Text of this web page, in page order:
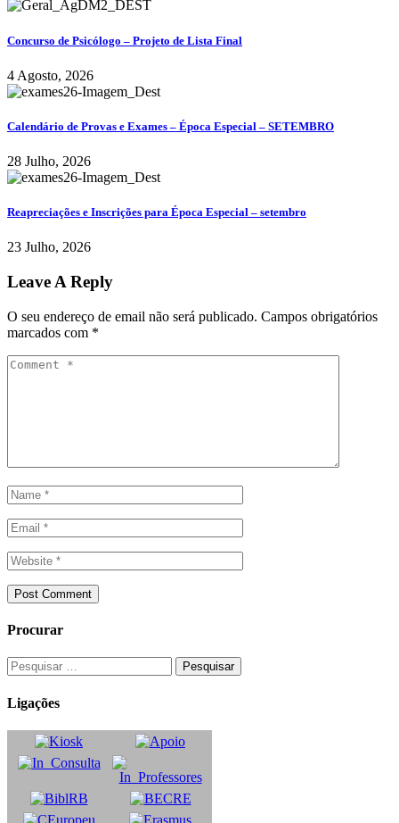
Concurso de Psicólogo – Projeto de Lista Final
4 Agosto, 2026
Calendário de Provas e Exames – Época Especial – SETEMBRO
28 Julho, 2026
Reapreciações e Inscrições para Época Especial – setembro
23 Julho, 2026
Leave A Reply
O seu endereço de email não será publicado. Campos obrigatórios
marcados com *
Procurar
Ligações